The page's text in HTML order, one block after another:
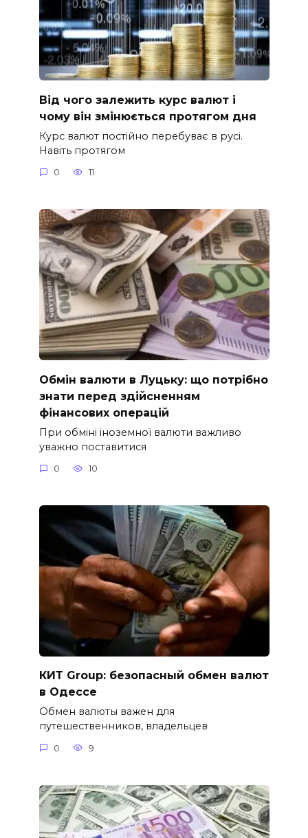
Від чого залежить курс валют і
чому він змінюється протягом дня
Курс валют постійно перебуває в русі.
Навіть протягом
0 11
Обмін валюти в Луцьку: що потрібно
знати перед здійсненням
фінансових операцій
При обміні іноземної валюти важливо
уважно поставитися
0 10
КИТ Group: безопасный обмен валют
в Одессе
Обмен валюты важен для
путешественников, владельцев
0 9